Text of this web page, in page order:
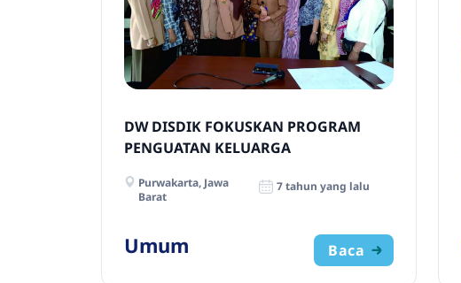
DW DISDIK FOKUSKAN PROGRAM
PENGUATAN KELUARGA
Purwakarta, Jawa
Barat
7 tahun yang lalu
Umum Baca